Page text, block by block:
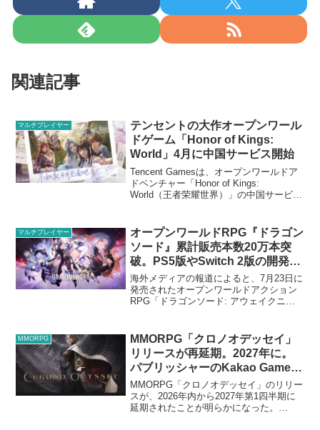
関連記事
マルチプレイヤー
テンセントの大作オープンワール
ドゲーム「Honor of Kings:
World」4月に中国サービス開始
Tencent Gamesは、オープンワールドア
ドベンチャー「Honor of Kings:
World（王者荣耀世界）」の中国サービス
「Honor of Kings...
マルチプレイヤー
オープンワールドRPG『ドラゴン
ソード』累計販売本数20万本突
破。PS5版やSwitch 2版の開発に
着手
海外メディアの報道によると、7月23日に
発売されたオープンワールドアクション
RPG「ドラゴンソード: アウェイクニン
「ドラゴンソード: アウェイクニング」が
発売か...
MMORPG
MMORPG「クロノオデッセイ」
リリースが再延期。2027年に。
パブリッシャーのKakao Games
が赤字に転落
MMORPG「クロノオデッセイ」のリリー
スが、2026年内から2027年第1四半期に
延期されたことが明らかになった。